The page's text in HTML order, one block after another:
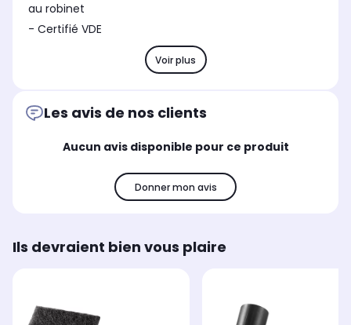
au robinet
- Certifié VDE
Voir plus
Les avis de nos clients
Aucun avis disponible pour ce produit
Donner mon avis
Ils devraient bien vous plaire